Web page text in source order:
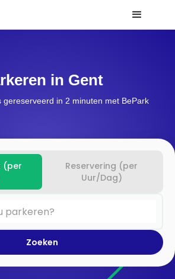
in Gent
gereserveerd in 2 minuten met BePark
(per
Reservering (per
Uur/Dag)